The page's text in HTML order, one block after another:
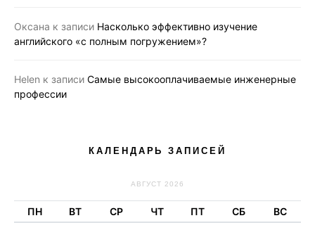
Оксана к записи Насколько эффективно изучение
английского «с полным погружением»?
Helen к записи Самые высокооплачиваемые инженерные
профессии
КАЛЕНДАРЬ ЗАПИСЕЙ
АВГУСТ 2026
ПН ВТ СР ЧТ ПТ СБ ВС